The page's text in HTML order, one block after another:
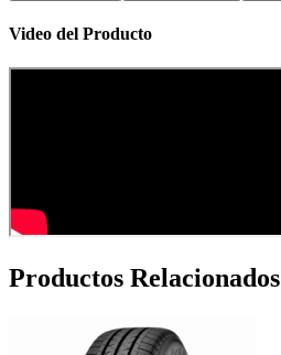
Video del Producto
Productos Relacionados